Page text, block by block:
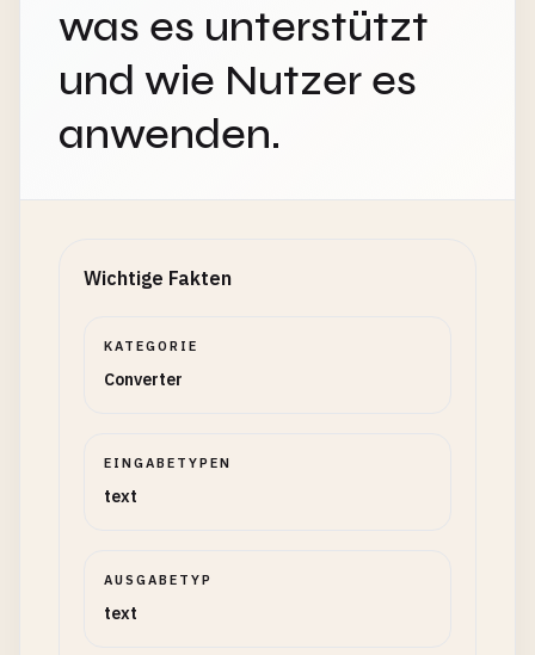
was es unterstützt
und wie Nutzer es
anwenden.
Wichtige Fakten
KATEGORIE
Converter
EINGABETYPEN
text
AUSGABETYP
text